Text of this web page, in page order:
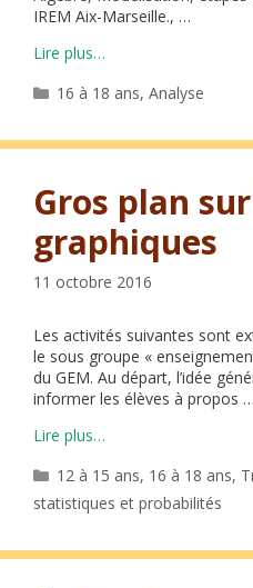
IREM Aix-Marseille., …
Lire plus…
Catégories
16 à 18 ans,Analyse
Gros plan
graphiques
11 octobre 2016
Les activités suivantes sont
le sous groupe «
du GEM. Au départ, l’idée
informer les élèves à propos …
Lire plus…
Catégories
12 à 15 ans, 16 à 18 ans,
statistiques et probabilités